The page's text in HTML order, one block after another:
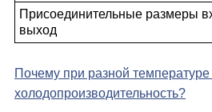
Присоединительные размеры
выход
Почему при разной
холодо­производительность?